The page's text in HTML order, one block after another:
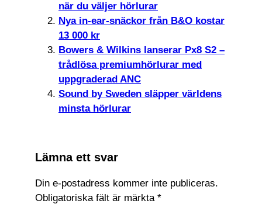
när du väljer hörlurar
Nya in-ear-snäckor från B&O kostar
13 000 kr
Bowers & Wilkins lanserar Px8 S2 –
trådlösa premiumhörlurar med
uppgraderad ANC
Sound by Sweden släpper världens
minsta hörlurar
Lämna ett svar
Din e-postadress kommer inte publiceras.
Obligatoriska fält är märkta *